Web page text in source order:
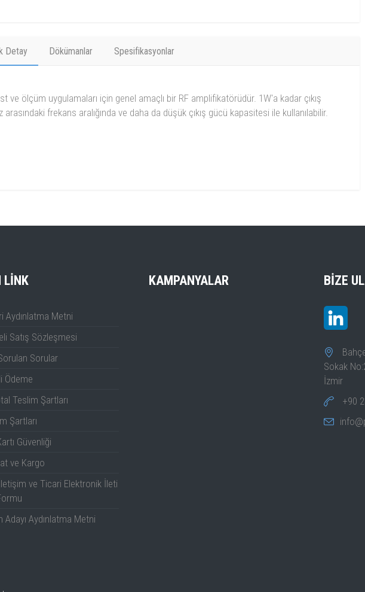
Detay Dökümanlar Spesifikasyonlar
ölçüm uygulamaları için genel amaçlı bir RF amplifikatörüdür. 1W'a kadar çıkış
frekans aralığında ve daha da düşük çıkış gücü kapasitesi ile kullanılabilir.
LINK
Aydınlatma Metni
Satış Sözleşmesi
Sorular
Ödeme
Teslim Şartları
Şartları
Güvenliği
ve Kargo
ve Ticari Elektronik İleti
Adayı Aydınlatma Metni
KAMPANYALAR BIZE
Sokak
İzmir
+90